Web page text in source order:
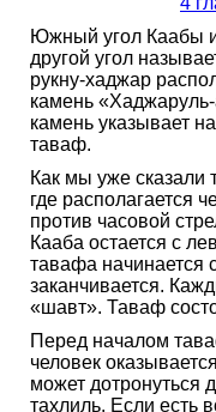
Южный угол Каабы
другой угол
рукну-хаджар
камень
камень указывает
таваф.
Как мы уже сказали
где располагается
против часовой
Кааба остается с
тавафа начинается
заканчивается.
«шавт». Таваф
Перед началом
человек
может дотронуться
тахлиль. Если есть